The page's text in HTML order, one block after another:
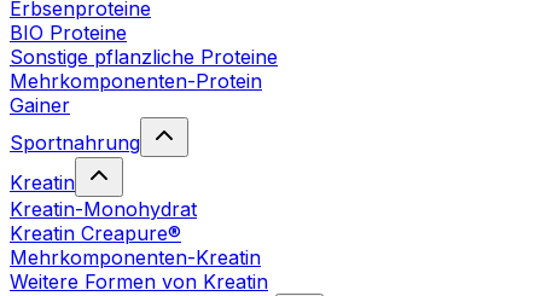
Erbsenproteine
BIO Proteine
Sonstige pflanzliche Proteine
Mehrkomponenten-Protein
Gainer
Sportnahrung
Kreatin
Kreatin-Monohydrat
Kreatin Creapure®
Mehrkomponenten-Kreatin
Weitere Formen von Kreatin